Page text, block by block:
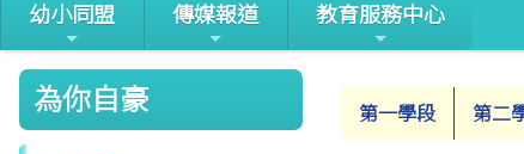
幼小同盟 傳媒報道 教育服務中心
為你自豪 第一學段 第二